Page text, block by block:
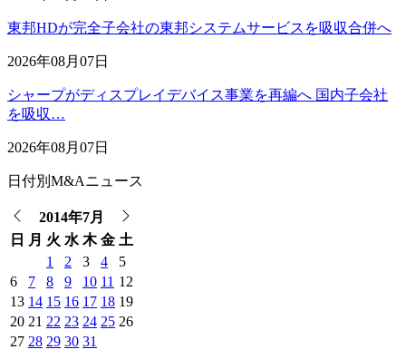
東邦HDが完全子会社の東邦システムサービスを吸収合併へ
2026年08月07日
シャープがディスプレイデバイス事業を再編へ 国内子会社
を吸収…
2026年08月07日
日付別M&Aニュース
2014年7月
日
月 火 水 木 金 土
1
2 3 4
5
6
7 8 9 10 11 12
13 14 15 16 17 18 19
20 21 22 23 24 25 26
27 28 29 30 31